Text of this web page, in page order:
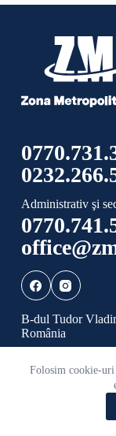
Folosim cookie-uri
Administrativ şi
B-dul Tudor
România
2026 Toate
METROPOLITANĂ
Politică de